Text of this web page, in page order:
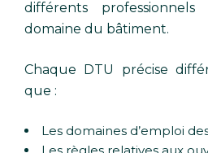
différents
domaine du bâtiment.
Chaque DTU précise
que :
Les domaines d’emploi